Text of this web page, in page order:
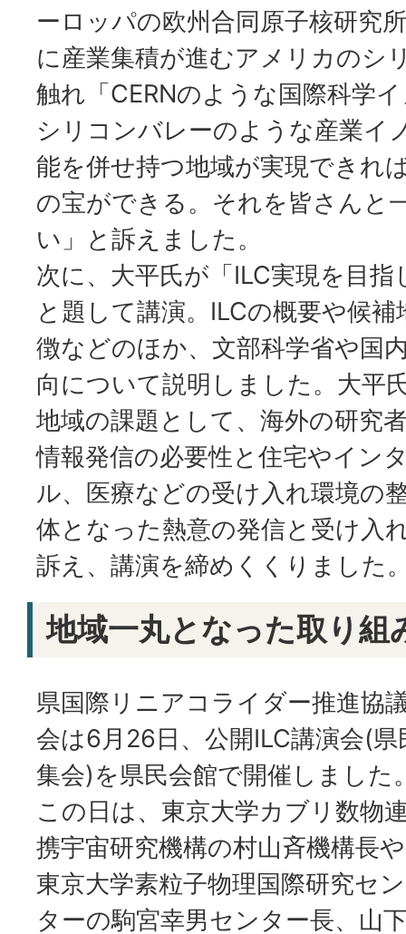
ーロッパの欧州合同原子核研究
に産業集積が進むアメリカのシ
触れ「CERNのような国際科学
シリコンバレーのような産業イ
能を併せ持つ地域が実現できれ
の宝ができる。それを皆さんと
い」と訴えました。
次に、大平氏が「ILC実現を目
と題して講演。ILCの概要や候
徴などのほか、文部科学省や国
向について説明しました。大平
地域の課題として、海外の研究
情報発信の必要性と住宅やイン
ル、医療などの受け入れ環境の
体となった熱意の発信と受け入
訴え、講演を締めくくりました
地域一丸となった取り組
県国際リニアコライダー推進協
会は6月26日、公開ILC講演会(県
集会)を県民会館で開催しました
この日は、東京大学カブリ数物
携宇宙研究機構の村山斉機構長や
東京大学素粒子物理国際研究セン
ターの駒宮幸男センター長、山